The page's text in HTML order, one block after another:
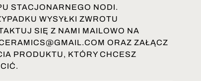
STACJONARNEGO NODI.
WYSYŁKI ZWROTU
SIĘ Z NAMI MAILOWO NA
ORAZ ZAŁĄCZ
PRODUKTU, KTÓRY CHCESZ